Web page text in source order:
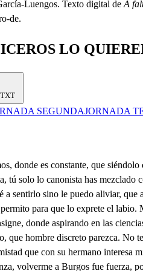
Luengos. Texto digital de A
de.
LO
SEGUNDAJORNADA
que por la muerte violenta de un tío allí me quedó asignada; quien creyera que heredar yo hubiese sido de tantos males herencia Despedime de mi dueño, y con la firme prometa de volverla a ver partí violento, pues mi fineza llevaba a mal carecer de su sol en tanta ausencia. Allá dispuse mis cosas tan brevemente ligeras, que una vez puesta en recobro seguro la poca hacienda, que averigué me tocaba, no pudieron ni las tiernas expresiones de mi madre, ni de amigos las promesas detenerme; y asi admite, si a mal que lo calle llevas, que por volverme de priesa, de priesa te lo refiera. Pero suspéndate un caso, que ni en farsas, ni en novelas, para escarmiento o ejemplo, fábulas, ni historias cuentan. A un villaje, que a distancia corta de Laredo era aborto tosco de un risco bien que nácar de una perla) aba a divertirme algunas veces, como quien desea, conversando, procurar el alivio de sus penas. Con una pastora hermosa, festiva, alegre y risueña, tuve familiaridad, que de las leyes de honesta jamás pasó, que es locura, en quien de noble se precia, cariñosos hospedajes satisfacer con ofensas. Que me miró con cariño no es dudable, pues las señas, que en ojos y acciones pude inferir yo, todas eran hijas de un fuego amoroso que circulaba en sus venas. Crel al principio que fuese sencillez de aquella tierra, por lo que no negué algunos cariños a su belleza, discurriendo no podría hacerla en aquesto ofensa, pues traitorios afectos con juguetes, nos firmezas. Supe alií, que desterrada de su patria a aquellas sierras vivia, porque sus padres con amor, o con violencia, pretendieron darle estado, y huyendo tal